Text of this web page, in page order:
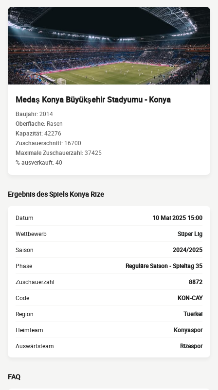
Medaş Konya Büyükşehir Stadyumu - Konya
Baujahr:2014
Oberfläche: Rasen
Kapazität:42276
Zuschauerschnitt: 16700
Maximale Zuschauerzahl:37425
% ausverkauft:40
Ergebnis des Spiels Konya Rize
Datum 10 Mai 2025 15:00
Wettbewerb Süper Lig
Saison 2024/2025
Phase Reguläre Saison - Spieltag 35
Zuschauerzahl 8872
Code KON-CAY
Region Tuerkei
Heimteam Konyaspor
Auswärtsteam Rizespor
FAQ